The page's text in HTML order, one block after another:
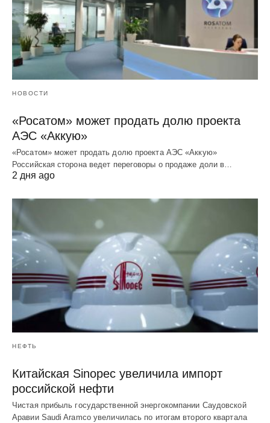
НОВОСТИ
«Росатом» может продать долю проекта
АЭС «Аккую»
«Росатом» может продать долю проекта АЭС «Аккую»
Российская сторона ведет переговоры о продаже доли в…
2 дня ago
НЕФТЬ
Китайская Sinopec увеличила импорт
российской нефти
Чистая прибыль государственной энергокомпании Саудовской
Аравии Saudi Aramco увеличилась по итогам второго квартала